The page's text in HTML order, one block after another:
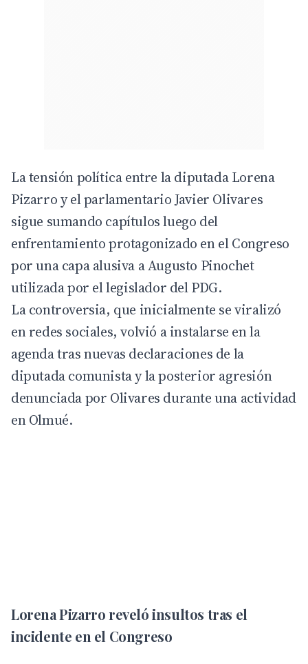
La tensión política entre la diputada Lorena
Pizarro y el parlamentario Javier Olivares
sigue sumando capítulos luego del
enfrentamiento protagonizado en el Congreso
por una capa alusiva a Augusto Pinochet
utilizada por el legislador del PDG.
La controversia, que inicialmente se viralizó
en redes sociales, volvió a instalarse en la
agenda tras nuevas declaraciones de la
diputada comunista y la posterior agresión
denunciada por Olivares durante una actividad
en Olmué.
Lorena Pizarro reveló insultos tras el
incidente en el Congreso